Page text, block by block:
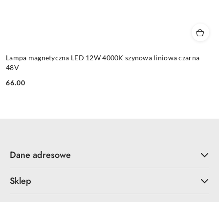
Lampa magnetyczna LED 12W 4000K szynowa liniowa czarna
48V
Cena:
66.00
Dane adresowe
Sklep